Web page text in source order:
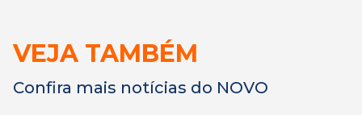
VEJA TAMBÉM
Confira mais notícias do NOVO